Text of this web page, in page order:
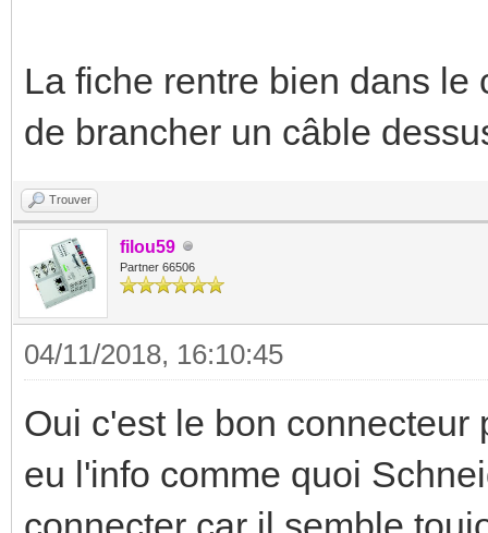
La fiche rentre bien dans le
de brancher un câble
Trouver
filou59
Partner 66506
04/11/2018, 16:10:45
Oui c'est le bon connecteur
eu l'info comme quoi